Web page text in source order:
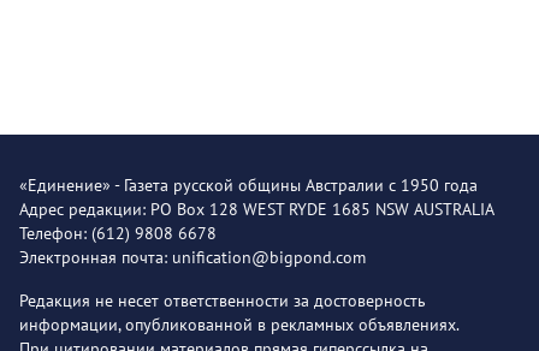
«Единение» - Газета русской общины Австралии с 1950 года
Адрес редакции: PO Box 128 WEST RYDE 1685 NSW AUSTRALIA
Телефон: (612) 9808 6678
Электронная почта: unification@bigpond.com
Редакция не несет ответственности за достоверность
информации, опубликованной в рекламных объявлениях.